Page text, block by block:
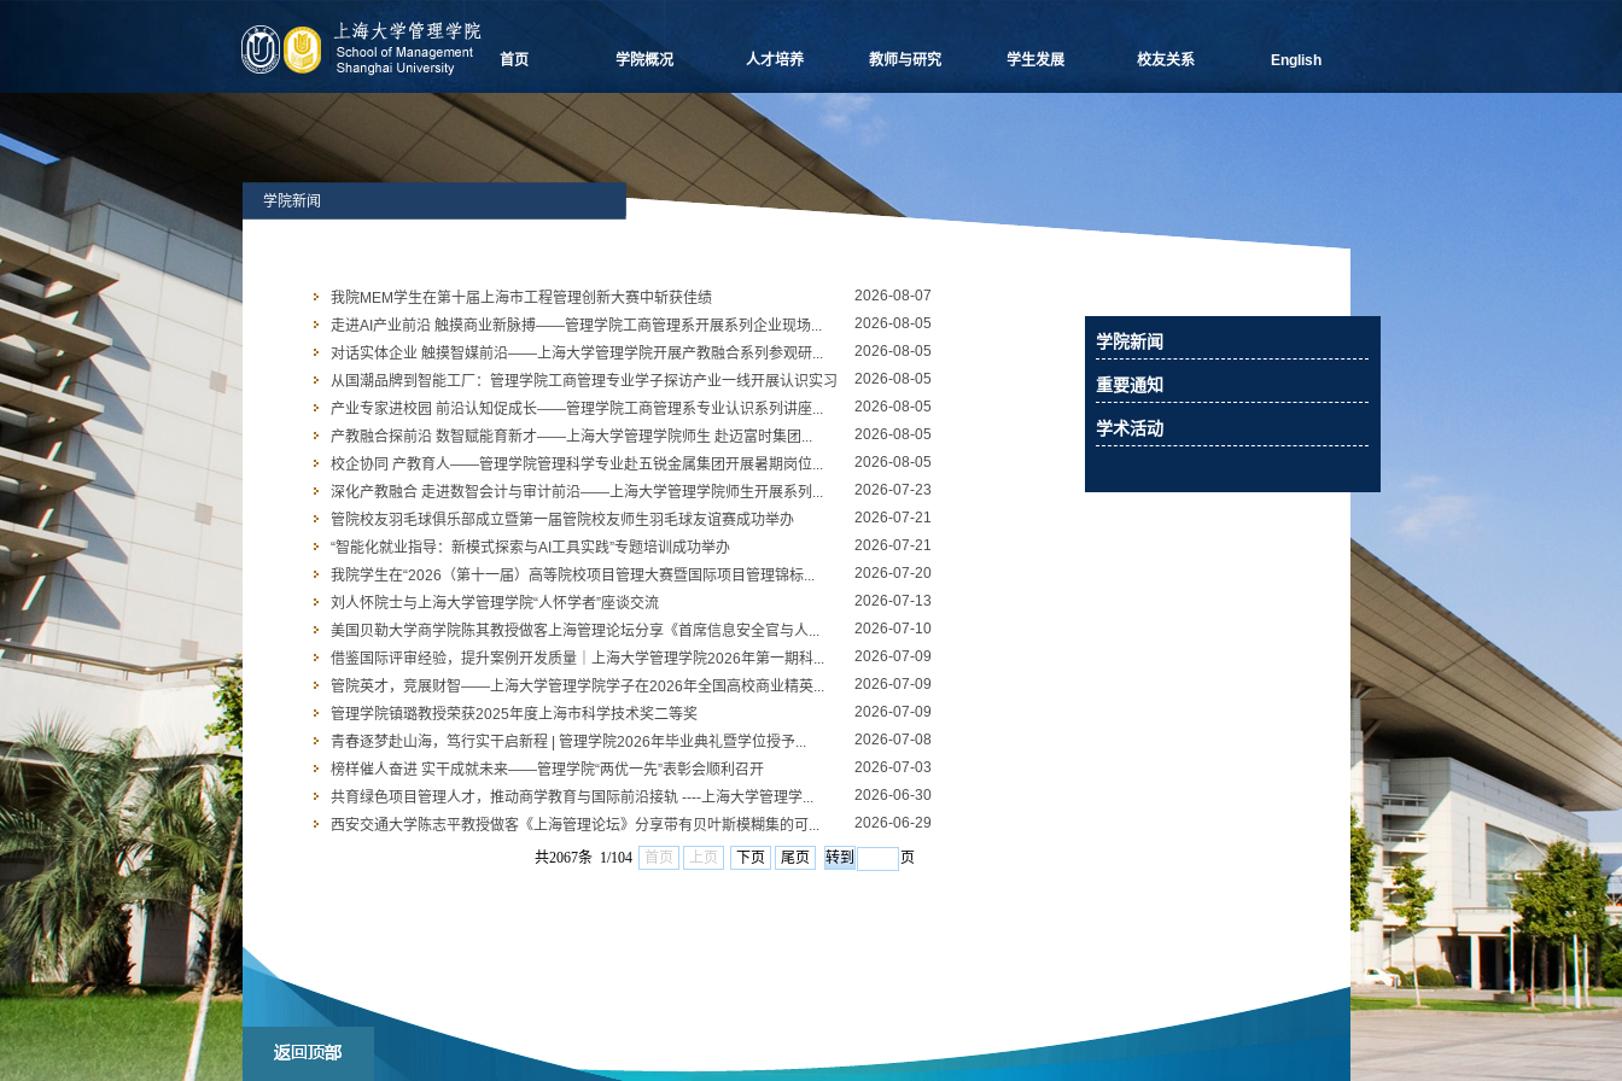
首页 学院概况
学院愿景
院长致辞
学院介绍
学系设置
学院制度
学院视频
学院宣传
历任领导
人才培养
本科生教学
博士生教学
硕士生教学
MBA
工程管理
联合培养
高级培训
教师与研究
人事专栏
科研信息
学术活动
科研项目
论文著作
重要期刊
博士生导师
学生发展 校友关系
活动预告
相关下载
联系我们
English
学院新闻
我院MEM学生在第十届上海市工程管理创新大赛中斩获佳绩
2026-08-07
走进AI产业前沿 触摸商业新脉搏——管理学院工商管理系开展系列企业现场...
2026-08-05
对话实体企业 触摸智媒前沿——上海大学管理学院开展产教融合系列参观研...
2026-08-05
从国潮品牌到智能工厂：管理学院工商管理专业学子探访产业一线开展认识实习
2026-08-05
产业专家进校园 前沿认知促成长——管理学院工商管理系专业认识系列讲座...
2026-08-05
产教融合探前沿 数智赋能育新才——上海大学管理学院师生 赴迈富时集团...
2026-08-05
校企协同 产教育人——管理学院管理科学专业赴五锐金属集团开展暑期岗位...
2026-08-05
深化产教融合 走进数智会计与审计前沿——上海大学管理学院师生开展系列...
2026-07-23
管院校友羽毛球俱乐部成立暨第一届管院校友师生羽毛球友谊赛成功举办
2026-07-21
“智能化就业指导：新模式探索与AI工具实践”专题培训成功举办
2026-07-21
我院学生在“2026（第十一届）高等院校项目管理大赛暨国际项目管理锦标...
2026-07-20
刘人怀院士与上海大学管理学院“人怀学者”座谈交流
2026-07-13
美国贝勒大学商学院陈其教授做客上海管理论坛分享《首席信息安全官与人...
2026-07-10
借鉴国际评审经验，提升案例开发质量｜上海大学管理学院2026年第一期科...
2026-07-09
管院英才，竞展财智——上海大学管理学院学子在2026年全国高校商业精英...
2026-07-09
管理学院镇璐教授荣获2025年度上海市科学技术奖二等奖
2026-07-09
青春逐梦赴山海，笃行实干启新程 | 管理学院2026年毕业典礼暨学位授予...
2026-07-08
榜样催人奋进 实干成就未来——管理学院“两优一先”表彰会顺利召开
2026-07-03
共育绿色项目管理人才，推动商学教育与国际前沿接轨 ----上海大学管理学...
2026-06-30
西安交通大学陈志平教授做客《上海管理论坛》分享带有贝叶斯模糊集的可...
2026-06-29
共2067条 1/104 首页 上页 下页 尾页 页
学院新闻
重要通知
学术活动